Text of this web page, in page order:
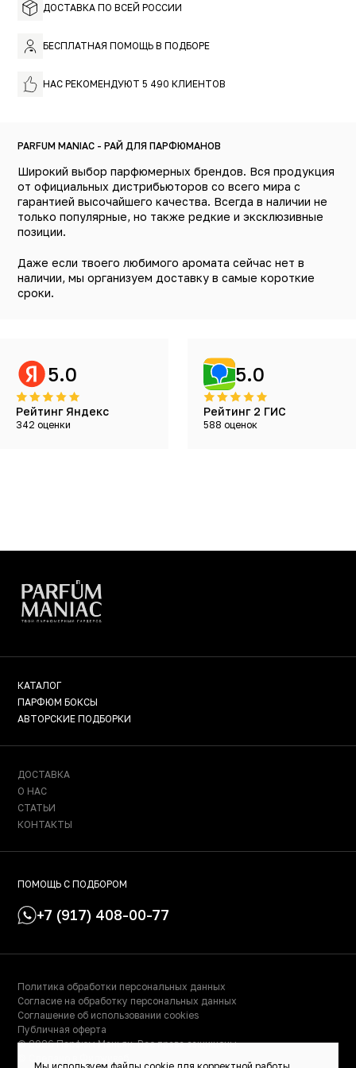
ДОСТАВКА ПО ВСЕЙ РОССИИ
БЕСПЛАТНАЯ ПОМОЩЬ В ПОДБОРЕ
НАС РЕКОМЕНДУЮТ 5 490 КЛИЕНТОВ
PARFUM MANIAC - РАЙ ДЛЯ ПАРФЮМАНОВ
Широкий выбор парфюмерных брендов. Вся продукция
от официальных дистрибьюторов со всего мира с
гарантией высочайшего качества. Всегда в наличии не
только популярные, но также редкие и эксклюзивные
позиции.
Даже если твоего любимого аромата сейчас нет в
наличии, мы организуем доставку в самые короткие
сроки.
5.0
Рейтинг Яндекс
342 оценки
5.0
Рейтинг 2 ГИС
588 оценок
КАТАЛОГ
ПАРФЮМ БОКСЫ
АВТОРСКИЕ ПОДБОРКИ
ДОСТАВКА
О НАС
СТАТЬИ
КОНТАКТЫ
ПОМОЩЬ С ПОДБОРОМ
+7 (917) 408-00-77
Политика обработки персональных данных
Согласие на обработку персональных данных
Соглашение об использовании cookies
Публичная оферта
© 2026 Парфюм Маньяк. Все права защищены.